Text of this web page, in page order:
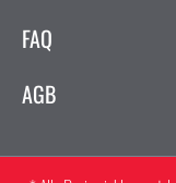
FAQ
AGB